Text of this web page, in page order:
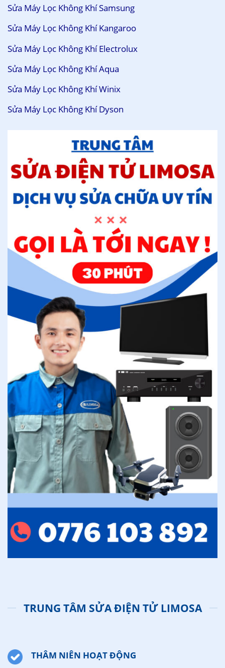
Sửa Máy Lọc Không Khí Samsung
Sửa Máy Lọc Không Khí Kangaroo
Sửa Máy Lọc Không Khí Electrolux
Sửa Máy Lọc Không Khí Aqua
Sửa Máy Lọc Không Khí Winix
Sửa Máy Lọc Không Khí Dyson
TRUNG TÂM SỬA ĐIỆN TỬ LIMOSA
THÂM NIÊN HOẠT ĐỘNG